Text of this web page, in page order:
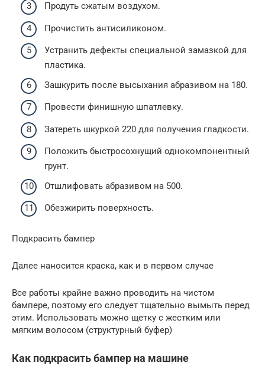
Продуть сжатым воздухом.
Прочистить антисиликоном.
Устранить дефекты специальной замазкой для
пластика.
Зашкурить после высыхания абразивом на 180.
Провести финишную шпатлевку.
Затереть шкуркой 220 для получения гладкости.
Положить быстросохнущий однокомпонентный
грунт.
Отшлифовать абразивом на 500.
Обезжирить поверхность.
Подкрасить бампер
Далее наносится краска, как и в первом случае
Все работы крайне важно проводить на чистом
бампере, поэтому его следует тщательно вымыть перед
этим. Использовать можно щетку с жестким или
мягким волосом (структурный буфер)
Как подкрасить бампер на машине